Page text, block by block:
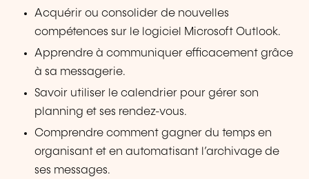
Acquérir ou consolider de nouvelles
compétences sur le logiciel Microsoft Outlook.
Apprendre à communiquer efficacement grâce
à sa messagerie.
Savoir utiliser le calendrier pour gérer son
planning et ses rendez-vous.
Comprendre comment gagner du temps en
organisant et en automatisant l’archivage de
ses messages.